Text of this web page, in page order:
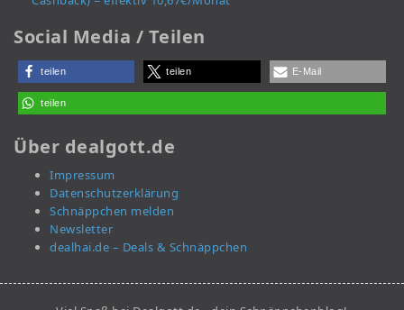
Social Media / Teilen
teilen teilen E-Mail
teilen
Über dealgott.de
Impressum
Datenschutzerklärung
Schnäppchen melden
Newsletter
dealhai.de – Deals & Schnäppchen